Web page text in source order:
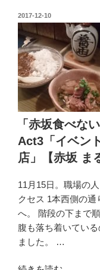
で
締
め」
【純
韓
国
家
理
一
（港
区）】”
の
べ
な
い
と
飲
ま
ナ
イ
ト」
参
戦
Act4「シ
ン
ガ
ポ
ー
投
稿
日:
2017-12-10
「赤坂食べな
Act3「イベン
店」【赤坂 ま
11月15日。職場の
クセス 1本西側の通
へ。 階段の下まで
腹も落ち着いてい
ました。 …